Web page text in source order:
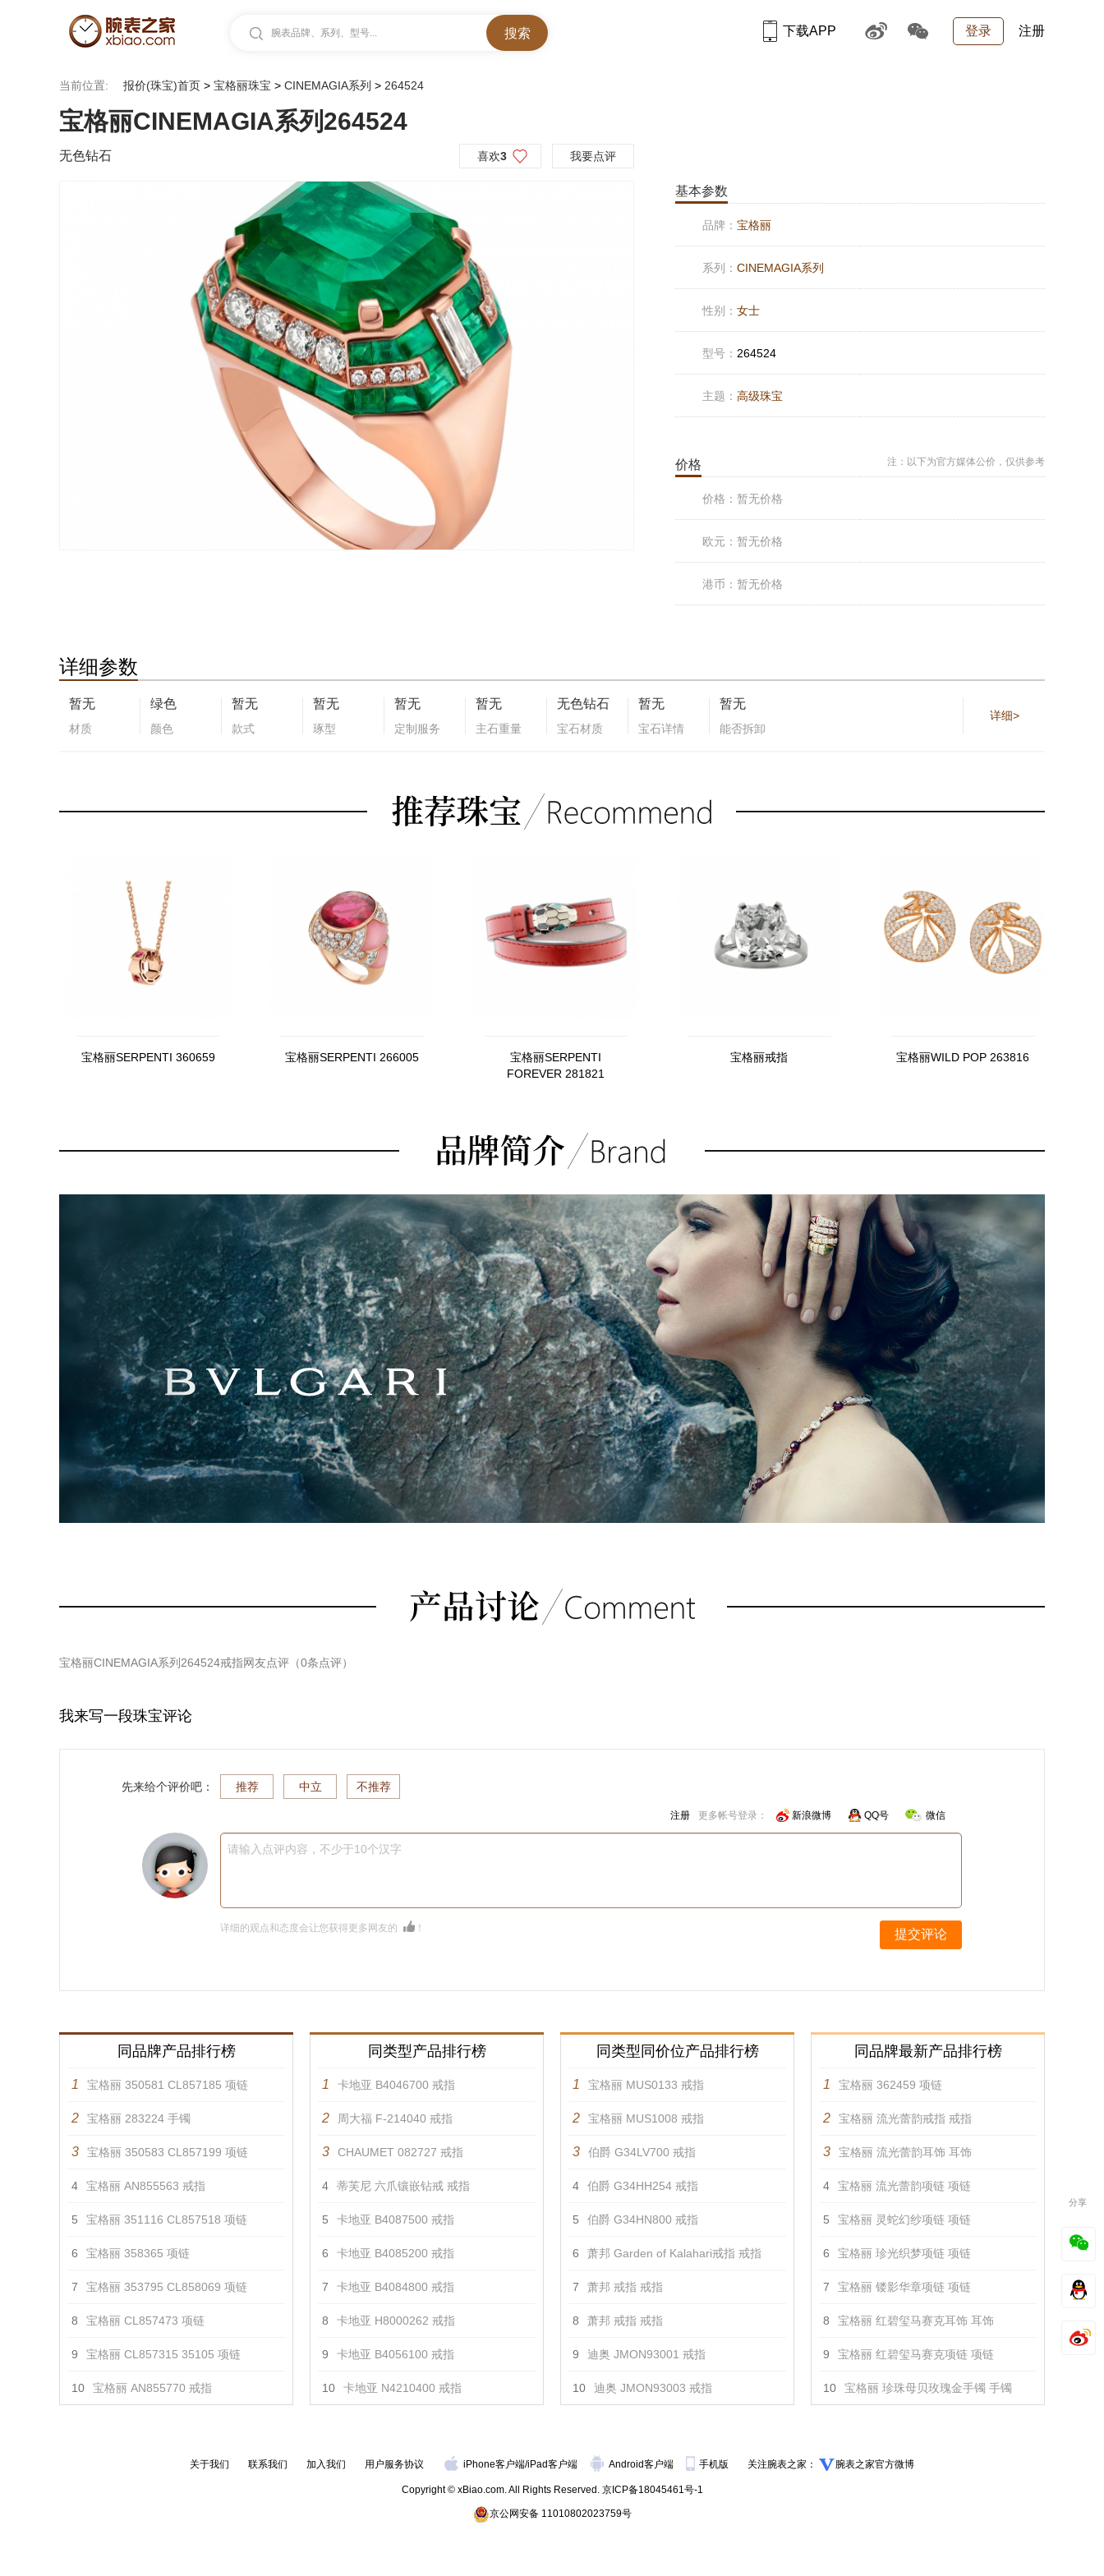
腕表品牌、系列、型号... 登录 注册
下载APP
当前位置: 报价(珠宝)首页 > 宝格丽珠宝 > CINEMAGIA系列 > 264524
宝格丽CINEMAGIA系列264524
无色钻石 喜欢3 我要点评
基本参数
品牌： 宝格丽
系列： CINEMAGIA系列
性别： 女士
型号： 264524
主题： 高级珠宝
价格 注：以下为官方媒体公价，仅供参考
价格： 暂无价格
欧元： 暂无价格
港币： 暂无价格
详细参数
暂无
材质
绿色
颜色
暂无
款式
暂无
琢型
暂无
定制服务
暂无
主石重量
无色钻石
宝石材质
暂无
宝石详情
暂无
能否拆卸
详细>
宝格丽SERPENTI 360659 宝格丽SERPENTI 266005
宝格丽SERPENTI
FOREVER 281821
宝格丽戒指 宝格丽WILD POP 263816
宝格丽CINEMAGIA系列264524戒指网友点评（0条点评）
我来写一段珠宝评论
先来给个评价吧： 推荐 中立 不推荐
注册 更多帐号登录： 新浪微博 QQ号 微信
请输入点评内容，不少于10个汉字
详细的观点和态度会让您获得更多网友的 ！ 提交评论
同品牌产品排行榜
1 宝格丽 350581 CL857185 项链
2 宝格丽 283224 手镯
3 宝格丽 350583 CL857199 项链
4 宝格丽 AN855563 戒指
5 宝格丽 351116 CL857518 项链
6 宝格丽 358365 项链
7 宝格丽 353795 CL858069 项链
8 宝格丽 CL857473 项链
9 宝格丽 CL857315 35105 项链
10 宝格丽 AN855770 戒指
同类型产品排行榜
1 卡地亚 B4046700 戒指
2 周大福 F-214040 戒指
3 CHAUMET 082727 戒指
4 蒂芙尼 六爪镶嵌钻戒 戒指
5 卡地亚 B4087500 戒指
6 卡地亚 B4085200 戒指
7 卡地亚 B4084800 戒指
8 卡地亚 H8000262 戒指
9 卡地亚 B4056100 戒指
10 卡地亚 N4210400 戒指
同类型同价位产品排行榜
1 宝格丽 MUS0133 戒指
2 宝格丽 MUS1008 戒指
3 伯爵 G34LV700 戒指
4 伯爵 G34HH254 戒指
5 伯爵 G34HN800 戒指
6 萧邦 Garden of Kalahari戒指 戒指
7 萧邦 戒指 戒指
8 萧邦 戒指 戒指
9 迪奥 JMON93001 戒指
10 迪奥 JMON93003 戒指
同品牌最新产品排行榜
1 宝格丽 362459 项链
2 宝格丽 流光蕾韵戒指 戒指
3 宝格丽 流光蕾韵耳饰 耳饰
4 宝格丽 流光蕾韵项链 项链
5 宝格丽 灵蛇幻纱项链 项链
6 宝格丽 珍光织梦项链 项链
7 宝格丽 镂影华章项链 项链
8 宝格丽 红碧玺马赛克耳饰 耳饰
9 宝格丽 红碧玺马赛克项链 项链
10 宝格丽 珍珠母贝玫瑰金手镯 手镯
关于我们 联系我们 加入我们 用户服务协议 iPhone客户端/iPad客户端 Android客户端 手机版 关注腕表之家： 腕表之家官方微博
Copyright © xBiao.com. All Rights Reserved. 京ICP备18045461号-1
京公网安备 11010802023759号
分享